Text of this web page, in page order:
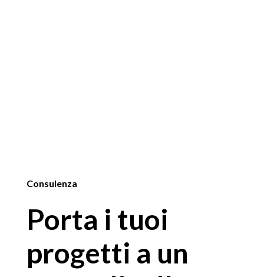
Consulenza
Porta i tuoi
progetti a un